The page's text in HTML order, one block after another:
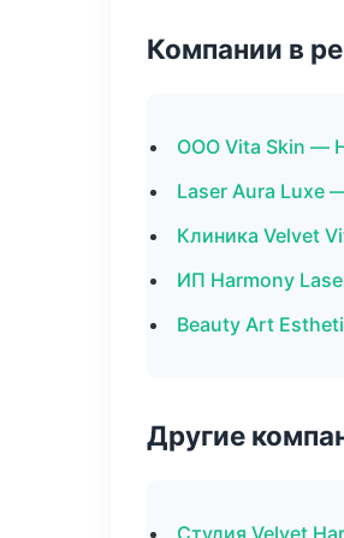
Компании в
ООО Vita Skin —
Laser Aura Luxe
Клиника Velvet
ИП Harmony
Beauty Art
Другие
Студия Velvet